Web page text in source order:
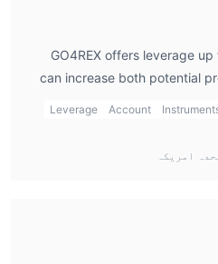
GO4REX offers leverage
can increase both potential
leverage can be
conservative leverage
Before I use leverage on
Account
Leverage
امریکہ